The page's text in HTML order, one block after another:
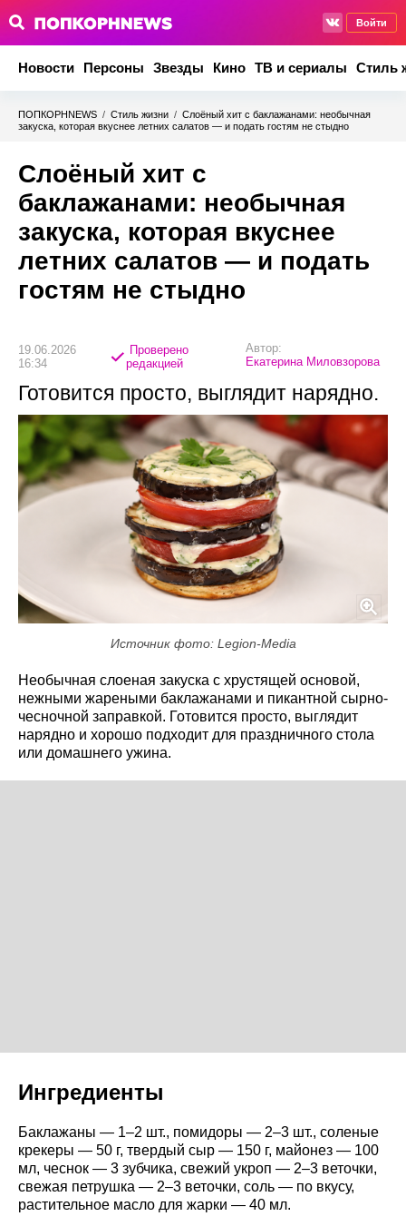
Войти
Новости Персоны Звезды Кино ТВ и сериалы Стиль
ПОПКОРНNEWS / Стиль жизни / Слоёный хит с баклажанами: необычная
закуска, которая вкуснее летних салатов — и подать гостям не стыдно
Слоёный хит с
баклажанами: необычная
закуска, которая вкуснее
летних салатов — и подать
гостям не стыдно
19.06.2026
16:34
Проверено
редакцией
Автор:
Екатерина Миловзорова
Готовится просто, выглядит нарядно.
Источник фото: Legion-Media
Необычная слоеная закуска с хрустящей основой,
нежными жареными баклажанами и пикантной сырно-
чесночной заправкой. Готовится просто, выглядит
нарядно и хорошо подходит для праздничного стола
или домашнего ужина.
Ингредиенты
Баклажаны — 1–2 шт., помидоры — 2–3 шт., соленые
крекеры — 50 г, твердый сыр — 150 г, майонез — 100
мл, чеснок — 3 зубчика, свежий укроп — 2–3 веточки,
свежая петрушка — 2–3 веточки, соль — по вкусу,
растительное масло для жарки — 40 мл.